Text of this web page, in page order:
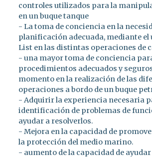
controles utilizados para la
en un buque tanque
- La toma de conciencia en la
planificación adecuada, mediante el
List en las distintas operaciones de
- una mayor toma de conciencia
procedimientos adecuados y
momento en la realización de las
operaciones a bordo de un buque
- Adquirir la experiencia necesaria
identificación de problemas de
ayudar a resolverlos.
- Mejora en la capacidad de
la protección del medio marino.
- aumento de la capacidad de